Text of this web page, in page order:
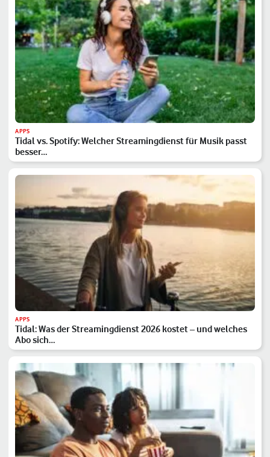
APPS
Tidal vs. Spotify: Welcher Streamingdienst für Musik passt
besser…
APPS
Tidal: Was der Streamingdienst 2026 kostet – und welches
Abo sich…